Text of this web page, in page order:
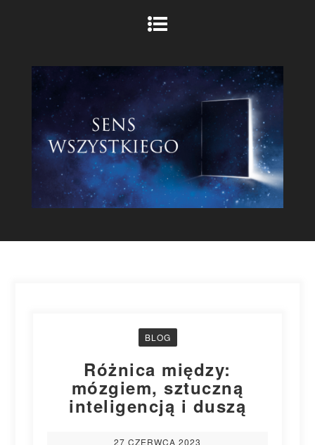
BLOG
Różnica między:
mózgiem, sztuczną
inteligencją i duszą
27 CZERWCA 2023